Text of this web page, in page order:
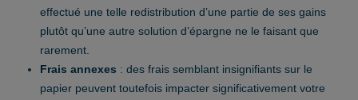
effectué une telle redistribution d’une partie de ses gains
plutôt qu’une autre solution d’épargne ne le faisant que
rarement.
Frais annexes : des frais semblant insignifiants sur le
papier peuvent toutefois impacter significativement votre